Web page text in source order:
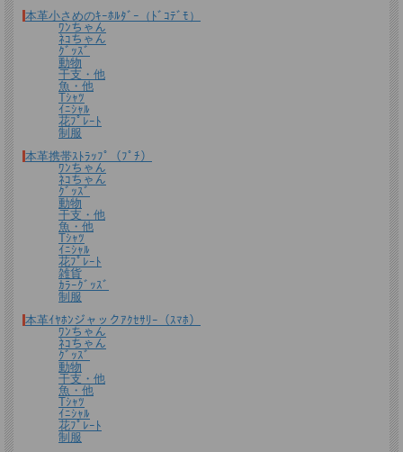
メール便（全商品対象・定形外郵便ほか）全国一律300円
込）以上でメール便送料無料
詳しくはこちらから
熟練したスタッフが丁寧に梱包いたします。
*梱包の例
本革小さめのｷｰﾎﾙﾀﾞｰ（ﾄﾞｺﾃﾞﾓ）
ﾜﾝちゃん
ﾈｺちゃん
ｸﾞｯｽﾞ
動物
干支・他
魚・他
Tｼｬﾂ
ｲﾆｼｬﾙ
花ﾌﾟﾚｰﾄ
制服
本革携帯ｽﾄﾗｯﾌﾟ（ﾌﾟﾁ）
ﾜﾝちゃん
ﾈｺちゃん
ｸﾞｯｽﾞ
動物
干支・他
魚・他
Tｼｬﾂ
ｲﾆｼｬﾙ
花ﾌﾟﾚｰﾄ
雑貨
ｶﾗｰｸﾞｯｽﾞ
制服
本革ｲﾔﾎﾝジャックｱｸｾｻﾘｰ（ｽﾏﾎ）
ﾜﾝちゃん
ﾈｺちゃん
ｸﾞｯｽﾞ
動物
干支・他
魚・他
Tｼｬﾂ
ｲﾆｼｬﾙ
花ﾌﾟﾚｰﾄ
制服